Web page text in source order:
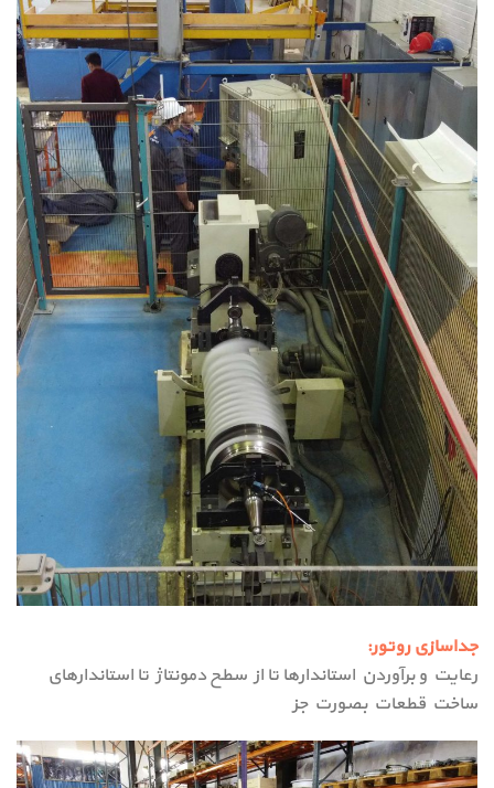
جداسازی روتور:
رعایت و برآوردن استاندارها تا از سطح دمونتاژ تا استاندارهای
ساخت قطعات بصورت جز